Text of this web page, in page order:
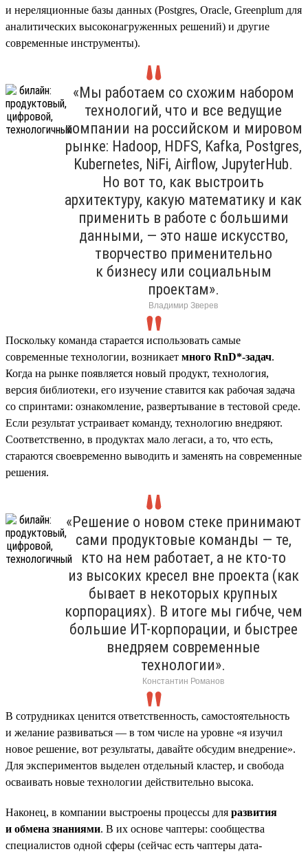
и нереляционные базы данных (Postgres, Oracle, Greenplum для
аналитических высоконагруженных решений) и другие
современные инструменты).
«Мы работаем со схожим набором
технологий, что и все ведущие
компании на российском и мировом
рынке: Hadoop, HDFS, Kafka, Postgres,
Kubernetes, NiFi, Airflow, JupyterHub.
Но вот то, как выстроить
архитектуру, какую математику и как
применить в работе с большими
данными, — это наше искусство,
творчество применительно
к бизнесу или социальным
проектам».
Владимир Зверев
Поскольку команда старается использовать самые
современные технологии, возникает много RnD*-задач.
Когда на рынке появляется новый продукт, технология,
версия библиотеки, его изучение ставится как рабочая задача
со спринтами: ознакомление, развертывание в тестовой среде.
Если результат устраивает команду, технологию внедряют.
Соответственно, в продуктах мало легаси, а то, что есть,
стараются своевременно выводить и заменять на современные
решения.
«Решение о новом стеке принимают
сами продуктовые команды — те,
кто на нем работает, а не кто-то
из высоких кресел вне проекта (как
бывает в некоторых крупных
корпорациях). В итоге мы гибче, чем
большие ИТ-корпорации, и быстрее
внедряем современные
технологии».
Константин Романов
В сотрудниках ценится ответственность, самостоятельность
и желание развиваться — в том числе на уровне «я изучил
новое решение, вот результаты, давайте обсудим внедрение».
Для экспериментов выделен отдельный кластер, и свобода
осваивать новые технологии действительно высока.
Наконец, в компании выстроены процессы для развития
и обмена знаниями. В их основе чаптеры: сообщества
специалистов одной сферы (сейчас есть чаптеры дата-